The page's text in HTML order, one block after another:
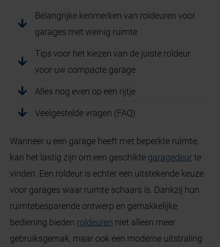
Belangrijke kenmerken van roldeuren voor
garages met weinig ruimte
Tips voor het kiezen van de juiste roldeur
voor uw compacte garage
Alles nog even op een rijtje
Veelgestelde vragen (FAQ)
Wanneer u een garage heeft met beperkte ruimte,
kan het lastig zijn om een geschikte garagedeurte
vinden. Een roldeur is echter een uitstekende keuze
voor garages waar ruimte schaars is. Dankzij hun
ruimtebesparende ontwerp en gemakkelijke
bediening bieden roldeuren niet alleen meer
gebruiksgemak, maar ook een moderne uitstraling